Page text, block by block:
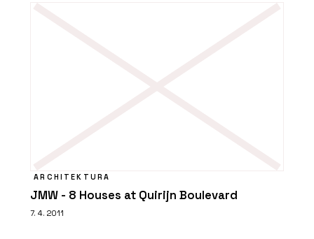
ARCHITEKTURA
JMW - 8 Houses at Quirijn Boulevard
7. 4. 2011